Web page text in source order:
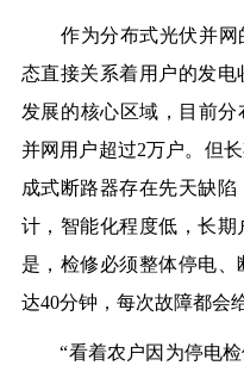
作为分布式光伏并网
态直接关系着用户的发
发展的核心区域，目前分
并网用户超过2万户。但
成式断路器存在先天缺
计，智能化程度低，长
是，检修必须整体停电
达40分钟，每次故障都会
“看着农户因为停电检